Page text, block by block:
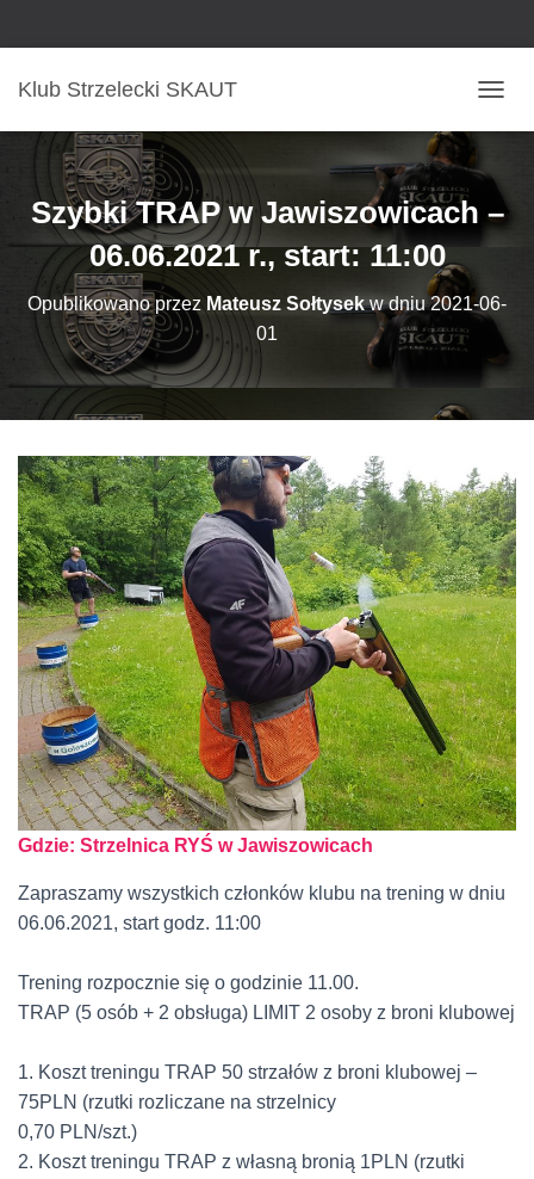
Klub Strzelecki SKAUT
R
E
Ą
A
W
I
C
Szybki TRAP w Jawiszowicach –
06.06.2021 r., start: 11:00
Opublikowano przez Mateusz Sołtysekw dniu2021-06-
01
Gdzie: Strzelnica RYŚ w Jawiszowicach
Zapraszamy wszystkich członków klubu na trening w dniu
06.06.2021, start godz. 11:00
Trening rozpocznie się o godzinie 11.00.
TRAP (5 osób + 2 obsługa) LIMIT 2 osoby z broni klubowej
1. Koszt treningu TRAP 50 strzałów z broni klubowej –
75PLN (rzutki rozliczane na strzelnicy
0,70 PLN/szt.)
2. Koszt treningu TRAP z własną bronią 1PLN (rzutki